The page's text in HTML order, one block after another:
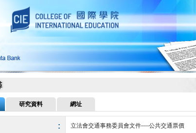
研究資料 網址
: 立法會交通事務委員會文件----公共交通票價